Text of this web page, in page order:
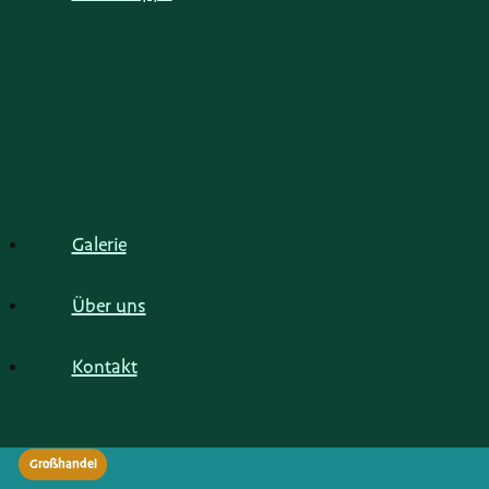
Galerie
Über uns
Kontakt
Großhandel